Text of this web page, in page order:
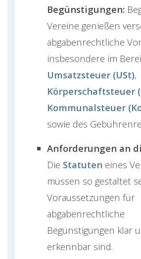
Begünstigungen:
Vereine genießen
abgabenrechtliche
insbesondere im
Umsatzsteuer (USt),
Körperschaftsteuer
Kommunalsteuer
sowie des
Anforderungen an
Die Statuten eines
müssen so gestaltet
Voraussetzungen für
abgabenrechtliche
Begünstigungen klar
erkennbar sind​​.